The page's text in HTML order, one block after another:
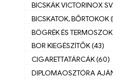
BICSKÁK VICTORINOX
BICSKATOK, BŐRTOKOK
BÖGRÉK ÉS
BOR KIEGÉSZÍTŐK (43)
CIGARETTATÁRCÁK (60)
DIPLOMAOSZTÓRA